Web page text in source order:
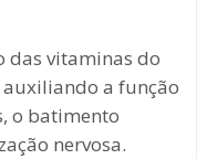
das vitaminas do
a função
o batimento
nervosa.